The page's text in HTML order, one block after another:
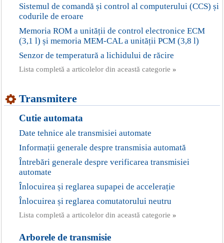
Sistemul de comandă și control al computerului (CCS) și
codurile de eroare
Memoria ROM a unității de control electronice ECM
(3,1 l) și memoria MEM-CAL a unității PCM (3,8 l)
Senzor de temperatură a lichidului de răcire
Lista completă a articolelor din această categorie »
Transmitere
Cutie automata
Date tehnice ale transmisiei automate
Informații generale despre transmisia automată
Întrebări generale despre verificarea transmisiei
automate
Înlocuirea și reglarea supapei de accelerație
Înlocuirea și reglarea comutatorului neutru
Lista completă a articolelor din această categorie »
Arborele de transmisie